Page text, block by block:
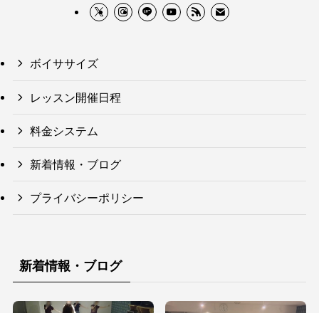
ボイササイズ
レッスン開催日程
料金システム
新着情報・ブログ
プライバシーポリシー
新着情報・ブログ